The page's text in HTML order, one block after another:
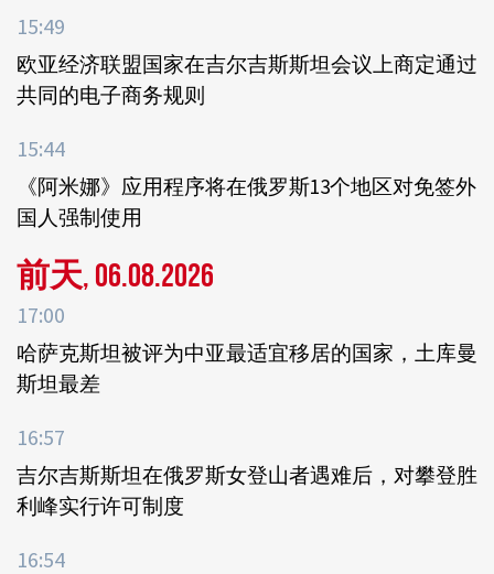
15:49
欧亚经济联盟国家在吉尔吉斯斯坦会议上商定通过
共同的电子商务规则
15:44
《阿米娜》应用程序将在俄罗斯13个地区对免签外
国人强制使用
前天, 06.08.2026
17:00
哈萨克斯坦被评为中亚最适宜移居的国家，土库曼
斯坦最差
16:57
吉尔吉斯斯坦在俄罗斯女登山者遇难后，对攀登胜
利峰实行许可制度
16:54